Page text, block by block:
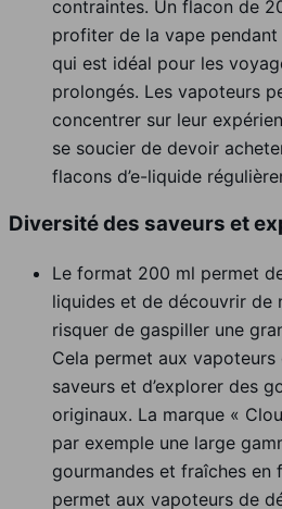
contraintes. Un flacon de
profiter de la vape pendant
qui est idéal pour les
prolongés. Les vapoteurs
concentrer sur leur
se soucier de devoir
flacons d’e-liquide
Diversité des saveurs et
Le format 200 ml permet
liquides et de découvrir de
risquer de gaspiller une
Cela permet aux vapoteurs
saveurs et d’explorer des
originaux. La marque «
par exemple une large
gourmandes et fraîches en
permet aux vapoteurs de